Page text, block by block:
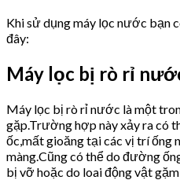
Khi sử dụng máy lọc nước bạn
đây:
Máy lọc bị rò rỉ
Máy lọc bị rò rỉ nước là một
gặp.Trường hợp này xảy ra có
ốc,mất gioăng tại các vị trí ống
màng.Cũng có thể do đường
bị vỡ hoặc do loai động vật